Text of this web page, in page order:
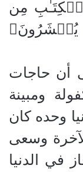
مِن
أن حاجات
ومبينة
وحده كان
وسعى
في الدنيا